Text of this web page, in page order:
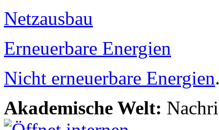
Netzausbau
Erneuerbare Energien
Nicht erneuerbare Energien
Akademische Welt: